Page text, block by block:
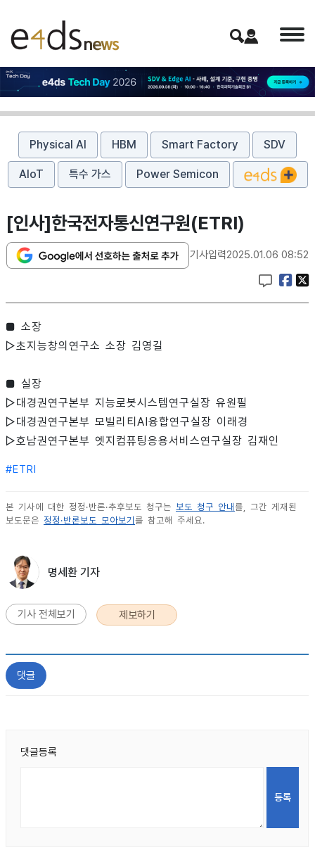
Physical AI HBM Smart Factory SDV
AIoT 특수 가스 Power Semicon
[인사]한국전자통신연구원(ETRI)
기사입력2025.01.06 08:52
■ 소장
▷초지능창의연구소 소장 김영길
■ 실장
▷대경권연구본부 지능로봇시스템연구실장 유원필
▷대경권연구본부 모빌리티AI융합연구실장 이래경
▷호남권연구본부 엣지컴퓨팅응용서비스연구실장 김재인
#ETRI
본 기사에 대한 정정·반론·추후보도 청구는 보도 청구 안내 를, 그간 게재된
보도문은 정정·반론보도 모아보기 를 참고해 주세요.
명세환 기자
기사 전체보기 제보하기
댓글
댓글등록